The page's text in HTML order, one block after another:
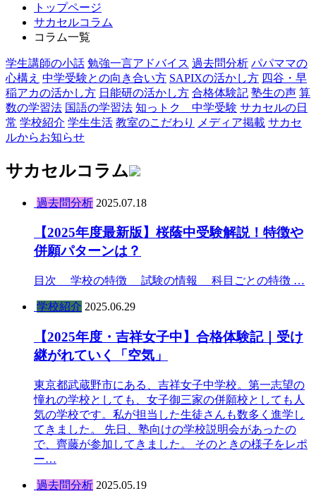
トップページ
サカセルコラム
コラム一覧
学生講師の小話 勉強一言アドバイス 過去問分析 パパママの
心構え 中学受験との向き合い方 SAPIXの活かし方 四谷・早
稲アカの活かし方 日能研の活かし方 合格体験記 塾生の声 算
数の学習法 国語の学習法 知っトク 中学受験 サカセルの日
常 学校紹介 学生生活 教室のこだわり メディア掲載 サカセ
ルからお知らせ
サカセルコラム
過去問分析 2025.07.18
【2025年度最新版】桜蔭中受験解説！特徴や
併願パターンは？
目次 学校の特徴 試験の情報 科目ごとの特徴 …
学校紹介 2025.06.29
【2025年度・吉祥女子中】合格体験記｜受け
継がれていく「空気」
東京都武蔵野市にある、吉祥女子中学校。第一志望の
憧れの学校としても、女子御三家の併願校としても人
気の学校です。私が担当した生徒さんも数多く進学し
てきました。 先日、塾向けの学校説明会があったの
で、齊藤が参加してきました。 そのときの様子をレポ
ー…
過去問分析 2025.05.19